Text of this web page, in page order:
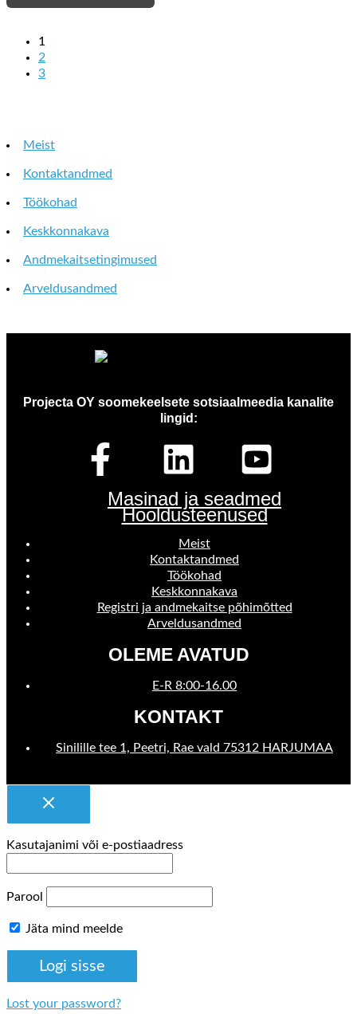
1
2
3
Meist
Kontaktandmed
Töökohad
Keskkonnakava
Andmekaitsetingimused
Arveldusandmed
Projecta OY soomekeelsete sotsiaalmeedia kanalite
lingid:
Masinad ja seadmed
Hooldusteenused
Meist
Kontaktandmed
Töökohad
Keskkonnakava
Registri ja andmekaitse põhimõtted
Arveldusandmed
OLEME AVATUD
E-R 8:00-16.00
KONTAKT
Sinilille tee 1, Peetri, Rae vald 75312 HARJUMAA
Kasutajanimi või e-postiaadress
Parool
Jäta mind meelde
Lost your password?